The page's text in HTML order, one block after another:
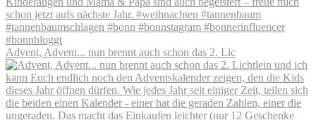
Advent, Advent... nun brennt auch schon das 2. Lic